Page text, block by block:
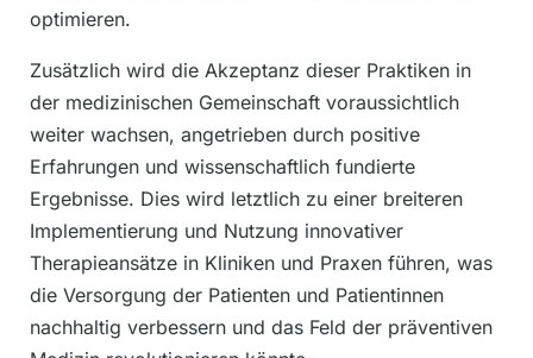
optimieren.
Zusätzlich wird die Akzeptanz dieser Praktiken in
der medizinischen Gemeinschaft voraussichtlich
weiter wachsen, angetrieben durch positive
Erfahrungen und wissenschaftlich fundierte
Ergebnisse. Dies wird letztlich zu einer breiteren
Implementierung und Nutzung innovativer
Therapieansätze in Kliniken und Praxen führen, was
die Versorgung der Patienten und Patientinnen
nachhaltig verbessern und das Feld der präventiven